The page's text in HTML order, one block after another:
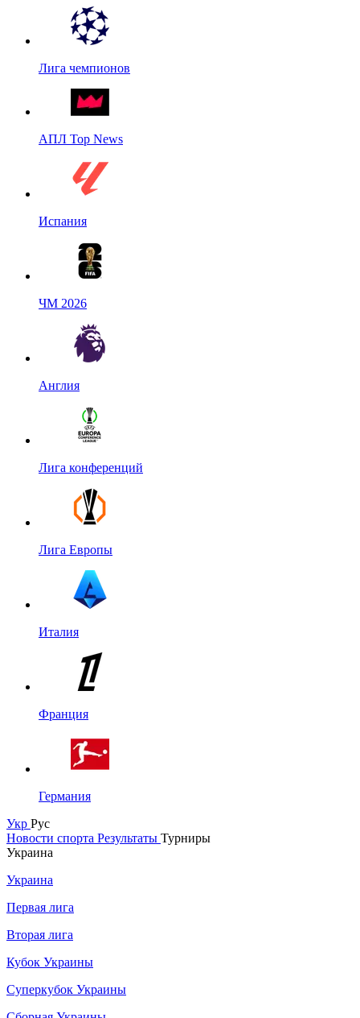
Лига чемпионов
АПЛ Top News
Испания
ЧМ 2026
Англия
Лига конференций
Лига Европы
Италия
Франция
Германия
Укр Рус
Новости спорта Результаты Турниры
Украина
Украина
Первая лига
Вторая лига
Кубок Украины
Суперкубок Украины